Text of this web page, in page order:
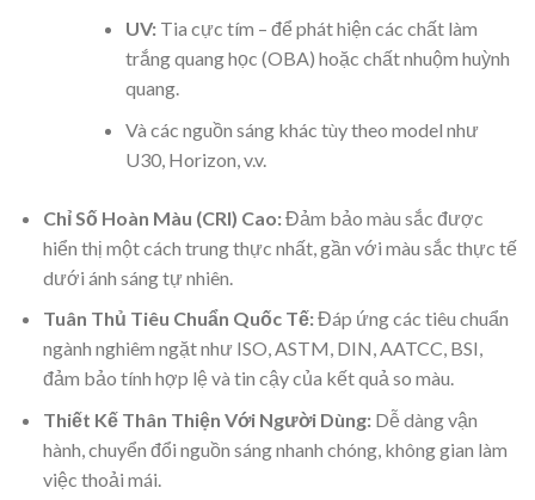
UV:Tia cực tím – để phát hiện các chất làm
trắng quang học (OBA) hoặc chất nhuộm huỳnh
quang.
Và các nguồn sáng khác tùy theo model như
U30, Horizon, v.v.
Chỉ Số Hoàn Màu (CRI) Cao:Đảm bảo màu sắc được
hiển thị một cách trung thực nhất, gần với màu sắc thực tế
dưới ánh sáng tự nhiên.
Tuân Thủ Tiêu Chuẩn Quốc Tế:Đáp ứng các tiêu chuẩn
ngành nghiêm ngặt như ISO, ASTM, DIN, AATCC, BSI,
đảm bảo tính hợp lệ và tin cậy của kết quả so màu.
Thiết Kế Thân Thiện Với Người Dùng:Dễ dàng vận
hành, chuyển đổi nguồn sáng nhanh chóng, không gian làm
việc thoải mái.